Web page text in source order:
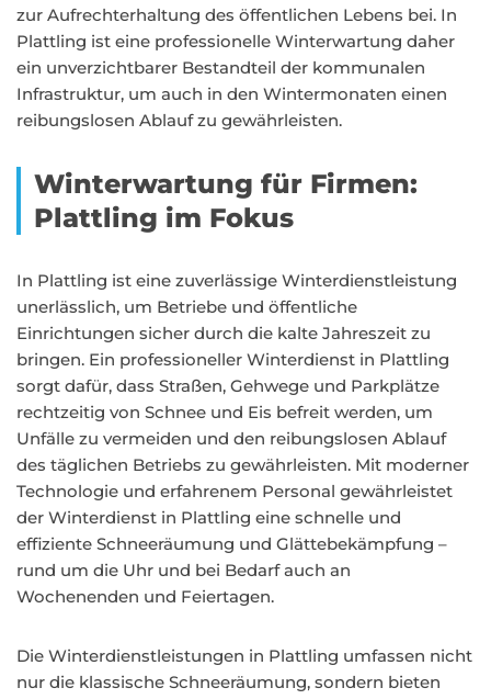
zur Aufrechterhaltung des öffentlichen Lebens bei. In
Plattling ist eine professionelle Winterwartung daher
ein unverzichtbarer Bestandteil der kommunalen
Infrastruktur, um auch in den Wintermonaten einen
reibungslosen Ablauf zu gewährleisten.
Winterwartung für Firmen:
Plattling im Fokus
In Plattling ist eine zuverlässige Winterdienstleistung
unerlässlich, um Betriebe und öffentliche
Einrichtungen sicher durch die kalte Jahreszeit zu
bringen. Ein professioneller Winterdienst in Plattling
sorgt dafür, dass Straßen, Gehwege und Parkplätze
rechtzeitig von Schnee und Eis befreit werden, um
Unfälle zu vermeiden und den reibungslosen Ablauf
des täglichen Betriebs zu gewährleisten. Mit moderner
Technologie und erfahrenem Personal gewährleistet
der Winterdienst in Plattling eine schnelle und
effiziente Schneeräumung und Glättebekämpfung –
rund um die Uhr und bei Bedarf auch an
Wochenenden und Feiertagen.
Die Winterdienstleistungen in Plattling umfassen nicht
nur die klassische Schneeräumung, sondern bieten